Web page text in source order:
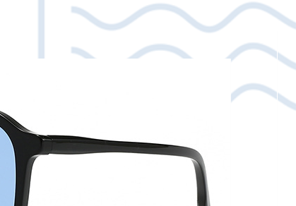
λάθος της εταιρείας δεσμευόμαστε να αναλάβουμε το
κόστος επιστροφής του προϊόντος. Επικοινωνήστε